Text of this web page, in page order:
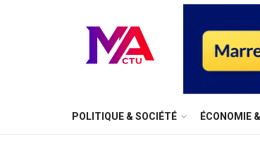
⁠POLITIQUE & SOCIÉTÉ ÉCONOMIE